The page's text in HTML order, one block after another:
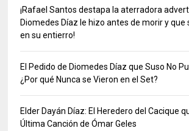
¡Rafael Santos destapa la aterradora
Diomedes Díaz le hizo antes de morir y que
en su entierro!
El Pedido de Diomedes Díaz que Suso No
¿Por qué Nunca se Vieron en el Set?
Elder Dayán Díaz: El Heredero del Cacique
Última Canción de Ómar Geles